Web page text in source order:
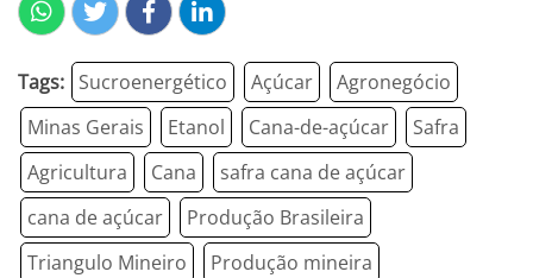
Tags: Sucroenergético Açúcar
Agronegócio
Minas Gerais
Etanol Cana-de-açúcar
Safra
Agricultura
Cana
safra cana de açúcar
cana de açúcar
Produção Brasileira
Triangulo Mineiro
Produção mineira